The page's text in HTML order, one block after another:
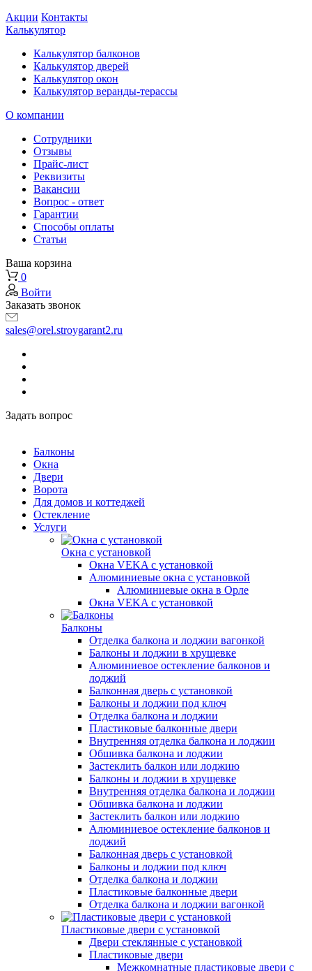
Акции Контакты
Калькулятор
Калькулятор балконов
Калькулятор дверей
Калькулятор окон
Калькулятор веранды-терассы
О компании
Сотрудники
Отзывы
Прайс-лист
Реквизиты
Вакансии
Вопрос - ответ
Гарантии
Способы оплаты
Статьи
Ваша корзина
0
Войти
Заказать звонок
sales@orel.stroygarant2.ru
Задать вопрос
Балконы
Окна
Двери
Ворота
Для домов и коттеджей
Остекление
Услуги
Окна с установкой
Окна VEKA с установкой
Алюминиевые окна с установкой
Алюминиевые окна в Орле
Окна VEKA с установкой
Балконы
Отделка балкона и лоджии вагонкой
Балконы и лоджии в хрущевке
Алюминиевое остекление балконов и
лоджий
Балконная дверь с установкой
Балконы и лоджии под ключ
Отделка балкона и лоджии
Пластиковые балконные двери
Внутренняя отделка балкона и лоджии
Обшивка балкона и лоджии
Застеклить балкон или лоджию
Балконы и лоджии в хрущевке
Внутренняя отделка балкона и лоджии
Обшивка балкона и лоджии
Застеклить балкон или лоджию
Алюминиевое остекление балконов и
лоджий
Балконная дверь с установкой
Балконы и лоджии под ключ
Отделка балкона и лоджии
Пластиковые балконные двери
Отделка балкона и лоджии вагонкой
Пластиковые двери с установкой
Двери стеклянные с установкой
Пластиковые двери
Межкомнатные пластиковые двери с